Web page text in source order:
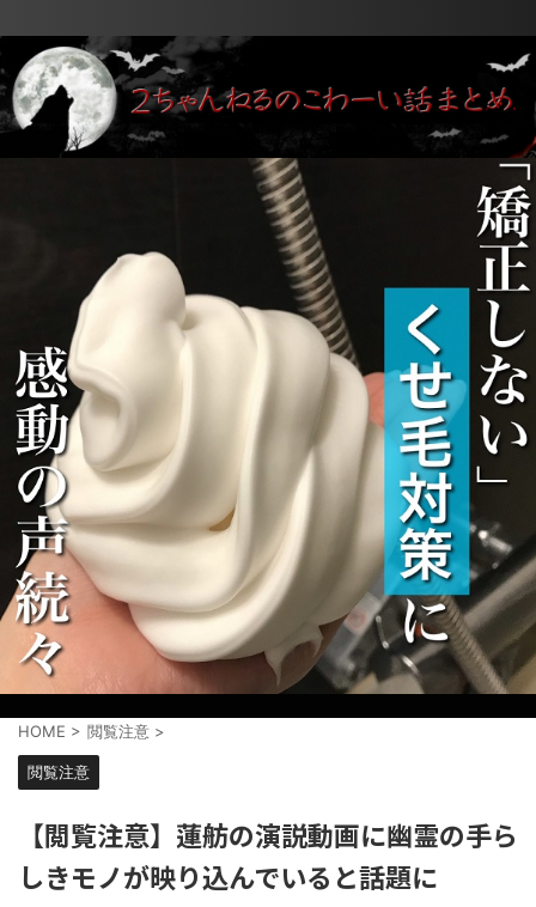
HOME > 閲覧注意 >
閲覧注意
【閲覧注意】蓮舫の演説動画に幽霊の手ら
しきモノが映り込んでいると話題に